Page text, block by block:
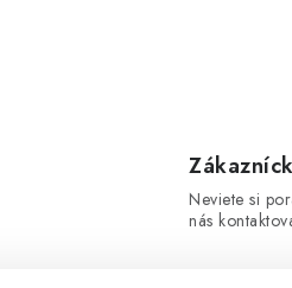
Neviete si
nás